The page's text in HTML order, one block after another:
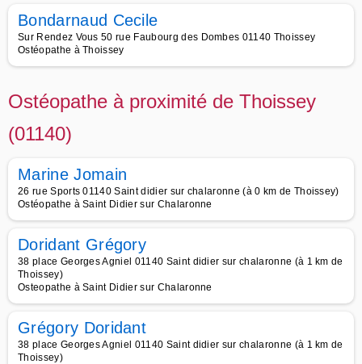
Bondarnaud Cecile
Sur Rendez Vous 50 rue Faubourg des Dombes 01140 Thoissey
Ostéopathe à Thoissey
Ostéopathe à proximité de Thoissey
(01140)
Marine Jomain
26 rue Sports 01140 Saint didier sur chalaronne (à 0 km de Thoissey)
Ostéopathe à Saint Didier sur Chalaronne
Doridant Grégory
38 place Georges Agniel 01140 Saint didier sur chalaronne (à 1 km de
Thoissey)
Osteopathe à Saint Didier sur Chalaronne
Grégory Doridant
38 place Georges Agniel 01140 Saint didier sur chalaronne (à 1 km de
Thoissey)